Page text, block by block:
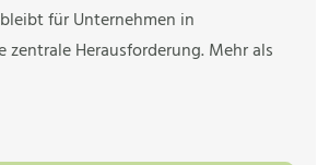
für Unternehmen in
zentrale Herausforderung. Mehr als